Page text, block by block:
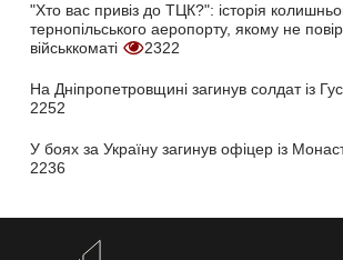
"Хто вас привіз до ТЦК?": історія
тернопільського аеропорту, якому не
військкоматі
2322
На Дніпропетровщині загинув солдат із
2252
У боях за Україну загинув офіцер із
2236